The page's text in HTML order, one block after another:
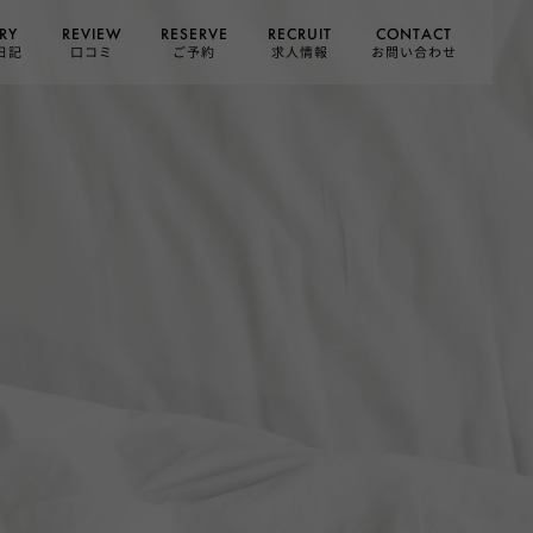
記
REVIEW
口コミ
RESERVE
ご予約
RECRUIT
求人情報
CONTACT
お問い合わせ